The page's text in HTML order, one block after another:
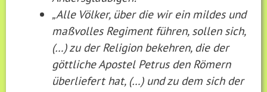
„Alle Völker, über die wir ein mildes und
maßvolles Regiment führen, sollen sich,
(…) zu der Religion bekehren, die der
göttliche Apostel Petrus den Römern
überliefert hat, (…) und zu dem sich der